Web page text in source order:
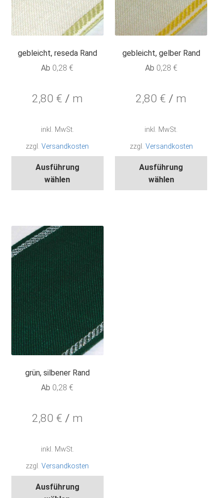
gebleicht, reseda Rand
Ab 0,28€
2,80 € / m
inkl. MwSt.
zzgl.Versandkosten
Ausführung
wählen
auf
Produktseite
gewählt
werden
gebleicht, gelber Rand
Ab 0,28 €
2,80€ / m
inkl. MwSt.
zzgl. Versandkosten
Ausführung
wählen
grün, silbener Rand
Ab 0,28€
2,80 € / m
inkl. MwSt.
zzgl.Versandkosten
Ausführung